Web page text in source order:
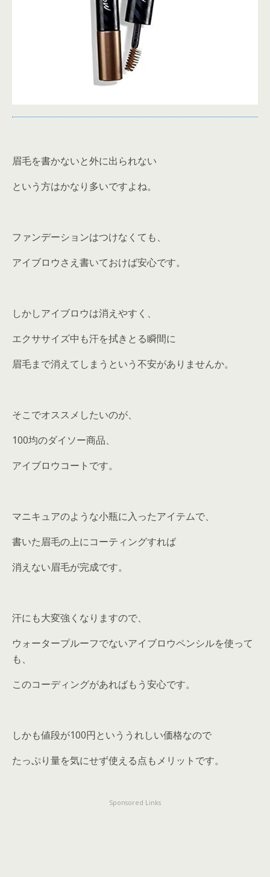
眉毛を書かないと外に出られない
という方はかなり多いですよね。
ファンデーションはつけなくても、
アイブロウさえ書いておけば安心です。
しかしアイブロウは消えやすく、
エクササイズ中も汗を拭きとる瞬間に
眉毛まで消えてしまうという不安がありませんか。
そこでオススメしたいのが、
100均のダイソー商品、
アイブロウコートです。
マニキュアのような小瓶に入ったアイテムで、
書いた眉毛の上にコーティングすれば
消えない眉毛が完成です。
汗にも大変強くなりますので、
ウォータープルーフでないアイブロウペンシルを使って
も、
このコーディングがあればもう安心です。
しかも値段が100円といううれしい価格なので
たっぷり量を気にせず使える点もメリットです。
Sponsored Links